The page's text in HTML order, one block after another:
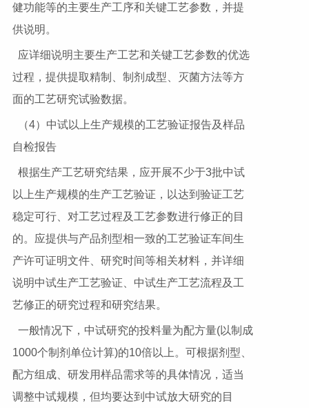
健功能等的主要生产工序和关键工艺参数，并提
供说明。
应详细说明主要生产工艺和关键工艺参数的优选
过程，提供提取精制、制剂成型、灭菌方法等方
面的工艺研究试验数据。
（4）中试以上生产规模的工艺验证报告及样品
自检报告
根据生产工艺研究结果，应开展不少于3批中试
以上生产规模的生产工艺验证，以达到验证工艺
稳定可行、对工艺过程及工艺参数进行修正的目
的。应提供与产品剂型相一致的工艺验证车间生
产许可证明文件、研究时间等相关材料，并详细
说明中试生产工艺验证、中试生产工艺流程及工
艺修正的研究过程和研究结果。
一般情况下，中试研究的投料量为配方量(以制成
1000个制剂单位计算)的10倍以上。可根据剂型、
配方组成、研发用样品需求等的具体情况，适当
调整中试规模，但均要达到中试放大研究的目